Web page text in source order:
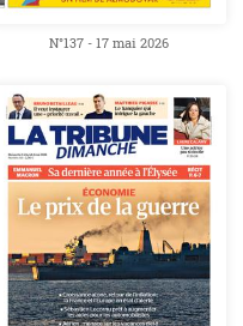
N°137 - 17 mai 2026